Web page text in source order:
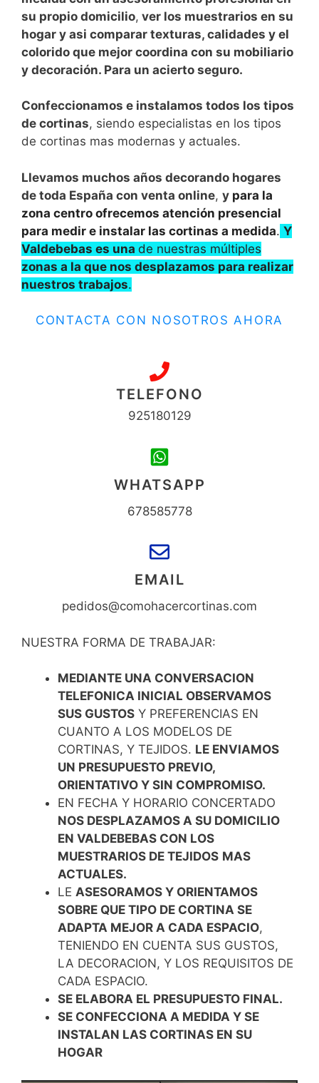
su propio domicilio, ver los muestrarios en su
hogar y asi comparar texturas, calidades y el
colorido que mejor coordina con su mobiliario
y decoración. Para un acierto seguro.
Confeccionamos e instalamos todos los tipos
de cortinas, siendo especialistas en los tipos
de cortinas mas modernas y actuales.
Llevamos muchos años decorando hogares
de toda España con venta online, y para la
zona centro ofrecemos atención presencial
para medir e instalar las cortinas a medida. Y
Valdebebas es una de nuestras múltiples
zonas a la que nos desplazamos para realizar
nuestros trabajos.
CONTACTA CON NOSOTROS AHORA
TELEFONO
925180129
WHATSAPP
678585778
EMAIL
pedidos@comohacercortinas.com
NUESTRA FORMA DE TRABAJAR:
MEDIANTE UNA CONVERSACION
TELEFONICA INICIAL OBSERVAMOS
SUS GUSTOS Y PREFERENCIAS EN
CUANTO A LOS MODELOS DE
CORTINAS, Y TEJIDOS. LE ENVIAMOS
UN PRESUPUESTO PREVIO,
ORIENTATIVO Y SIN COMPROMISO.
EN FECHA Y HORARIO CONCERTADO
NOS DESPLAZAMOS A SU DOMICILIO
EN VALDEBEBAS CON LOS
MUESTRARIOS DE TEJIDOS MAS
ACTUALES.
LE ASESORAMOS Y ORIENTAMOS
SOBRE QUE TIPO DE CORTINA SE
ADAPTA MEJOR A CADA ESPACIO,
TENIENDO EN CUENTA SUS GUSTOS,
LA DECORACION, Y LOS REQUISITOS DE
CADA ESPACIO.
SE ELABORA EL PRESUPUESTO FINAL.
SE CONFECCIONA A MEDIDA Y SE
INSTALAN LAS CORTINAS EN SU
HOGAR